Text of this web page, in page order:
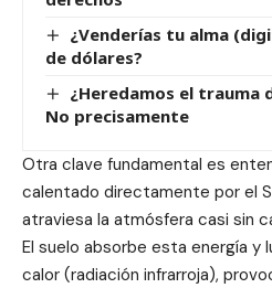
¿Venderías tu alma
de dólares?
¿Heredamos el trauma
No precisamente
Otra clave fundamental es
calentado directamente por el
atraviesa la atmósfera casi sin
El suelo absorbe esta energía y
calor (radiación infrarroja),